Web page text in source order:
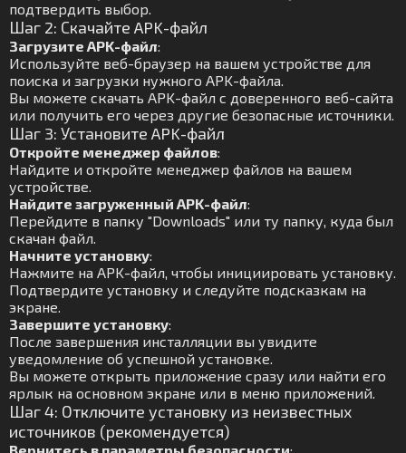
подтвердить выбор.
Шаг 2: Скачайте APK-файл
Загрузите APK-файл:
Используйте веб-браузер на вашем устройстве для
поиска и загрузки нужного APK-файла.
Вы можете скачать APK-файл с доверенного веб-сайта
или получить его через другие безопасные источники.
Шаг 3: Установите APK-файл
Откройте менеджер файлов:
Найдите и откройте менеджер файлов на вашем
устройстве.
Найдите загруженный APK-файл:
Перейдите в папку "Downloads" или ту папку, куда был
скачан файл.
Начните установку:
Нажмите на APK-файл, чтобы инициировать установку.
Подтвердите установку и следуйте подсказкам на
экране.
Завершите установку:
После завершения инсталляции вы увидите
уведомление об успешной установке.
Вы можете открыть приложение сразу или найти его
ярлык на основном экране или в меню приложений.
Шаг 4: Отключите установку из неизвестных
источников (рекомендуется)